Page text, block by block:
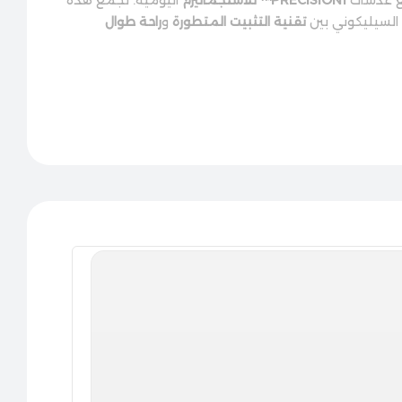
السيليكوني بينتقنية التثبيت المتطورة وراحة طوال